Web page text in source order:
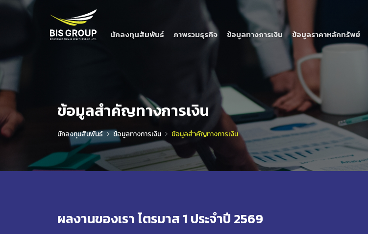
นักลงทุนสัมพันธ์ ภาพรวมธุรกิจ ข้อมูลทางการเงิน ข้อมูลราคาหลักทรัพย์
ข้อมูลสำคัญทางการเงิน
นักลงทุนสัมพันธ์ ข้อมูลทางการเงิน ข้อมูลสำคัญทางการเงิน
ผลงานของเรา ไตรมาส 1 ประจำปี 2569